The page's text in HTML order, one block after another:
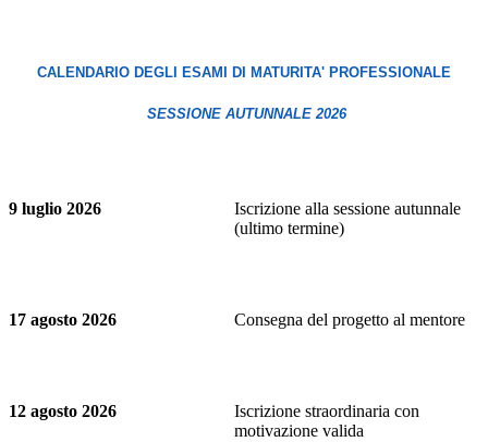
CALENDARIO DEGLI ESAMI DI MATURITA' PROFESSIONALE
SESSIONE AUTUNNALE 2026
9 luglio 2026
Iscrizione alla sessione autunnale
(ultimo termine)
17 agosto 2026 Consegna del progetto al mentore
12 agosto 2026
Iscrizione straordinaria con
motivazione valida